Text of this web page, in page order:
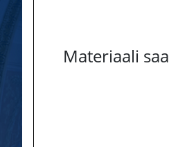
Materiaali